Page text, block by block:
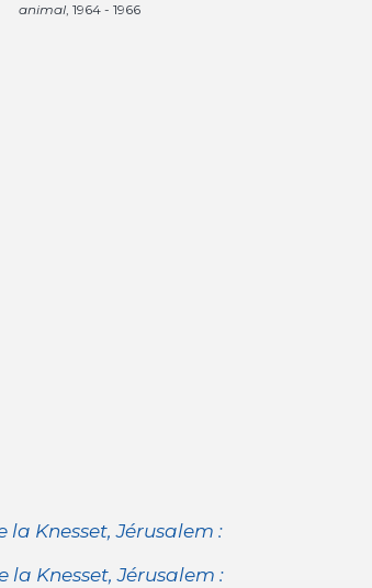
animal, 1964 - 1966
Knesset, Jérusalem :
Knesset, Jérusalem :